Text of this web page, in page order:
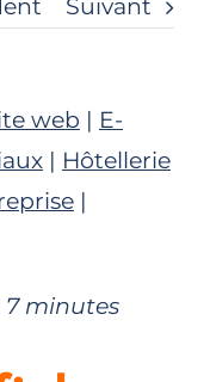
Suivant
web | E-
| Hôtellerie
|
7 minutes